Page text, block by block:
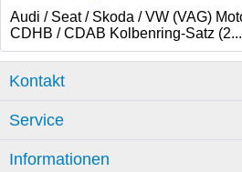
Audi / Seat / Skoda / VW (VAG)
CDHB / CDAB Kolbenring-Satz
Kontakt
Service
Informationen